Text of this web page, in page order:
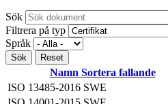
Sök
Filtrera på typ
Språk
Namn Sortera fallande
ISO 13485-2016 SWE